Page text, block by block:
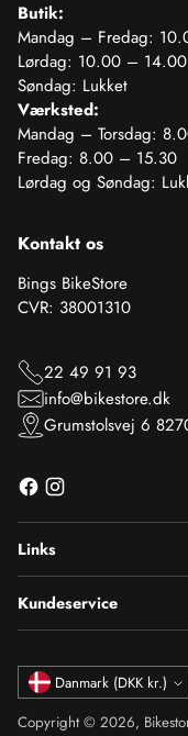
Butik:
Mandag – Fredag:
Lørdag: 10.00 – 14.00
Søndag: Lukket
Værksted:
Mandag – Torsdag:
Fredag: 8.00 – 15.30
Lørdag og Søndag:
Kontakt os
Bings BikeStore
CVR: 38001310
22 49 91 93
info@bikestore.dk
Grumstolsvej 6
Links
Kundeservice
Valuta
Danmark (DKK kr.)
Copyright © 2026,